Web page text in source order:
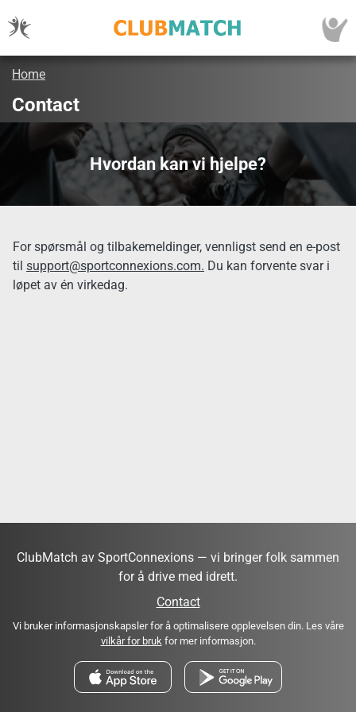
Home
Contact
Hvordan kan vi hjelpe?
For spørsmål og tilbakemeldinger, vennligst send en e-post
til support@sportconnexions.com. Du kan forvente svar i
løpet av én virkedag.
ClubMatch av SportConnexions — vi bringer folk sammen
for å drive med idrett.
Contact
Vi bruker informasjonskapsler for å optimalisere opplevelsen din. Les våre
vilkår for brukfor mer informasjon.